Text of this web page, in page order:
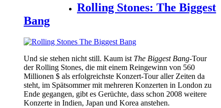
Rolling Stones: The Biggest
Bang
Und sie stehen nicht still. Kaum ist The Biggest Bang-Tour
der Rolling Stones, die mit einem Reingewinn von 560
Millionen $ als erfolgreichste Konzert-Tour aller Zeiten da
steht, im Spätsommer mit mehreren Konzerten in London zu
Ende gegangen, gibt es Gerüchte, dass schon 2008 weitere
Konzerte in Indien, Japan und Korea anstehen.